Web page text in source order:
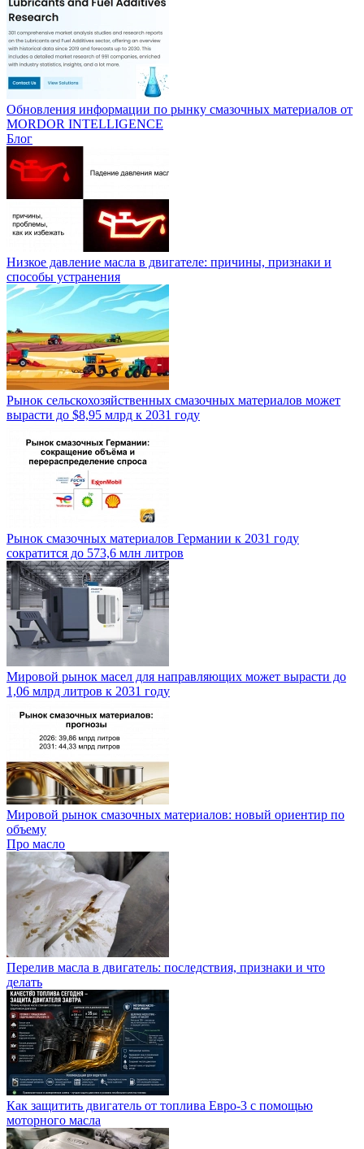
Обновления информации по рынку смазочных материалов от
MORDOR INTELLIGENCE
Блог
Низкое давление масла в двигателе: причины, признаки и
способы устранения
Рынок сельскохозяйственных смазочных материалов может
вырасти до $8,95 млрд к 2031 году
Рынок смазочных материалов Германии к 2031 году
сократится до 573,6 млн литров
Мировой рынок масел для направляющих может вырасти до
1,06 млрд литров к 2031 году
Мировой рынок смазочных материалов: новый ориентир по
объему
Про масло
Перелив масла в двигатель: последствия, признаки и что
делать
Как защитить двигатель от топлива Евро-3 с помощью
моторного масла